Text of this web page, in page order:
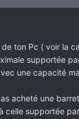
ton Pc ( voir la
supportée
une capacité
acheté une
celle supportée